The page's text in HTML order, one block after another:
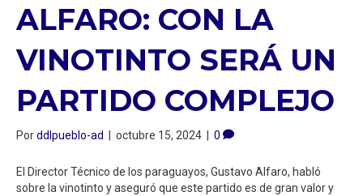
ALFARO: CON LA
VINOTINTO SERÁ UN
PARTIDO COMPLEJO
Porddlpueblo-ad | octubre 15, 2024 | 0
El Director Técnico de los paraguayos, Gustavo Alfaro, habló
sobre la vinotinto y aseguró que este partido es de gran valor y